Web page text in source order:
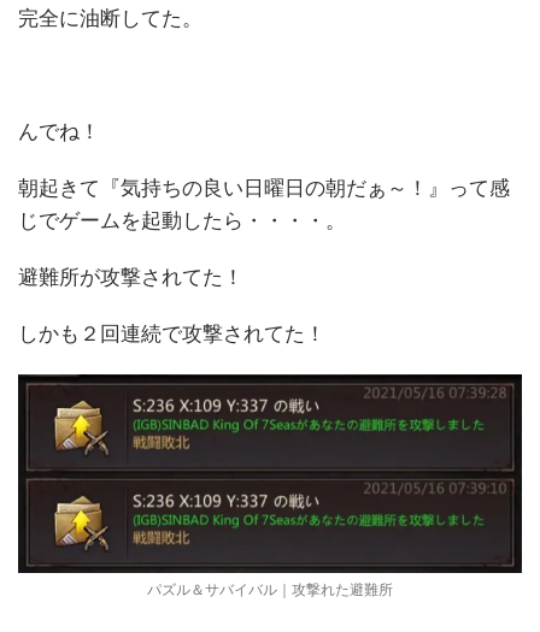
完全に油断してた。
んでね！
朝起きて『気持ちの良い日曜日の朝だぁ～！』って感
じでゲームを起動したら・・・・。
避難所が攻撃されてた！
しかも２回連続で攻撃されてた！
パズル＆サバイバル｜攻撃れた避難所